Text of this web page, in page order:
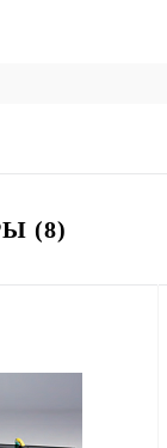
(8)